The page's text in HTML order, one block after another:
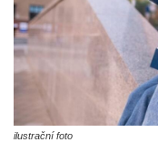
ilustrační foto